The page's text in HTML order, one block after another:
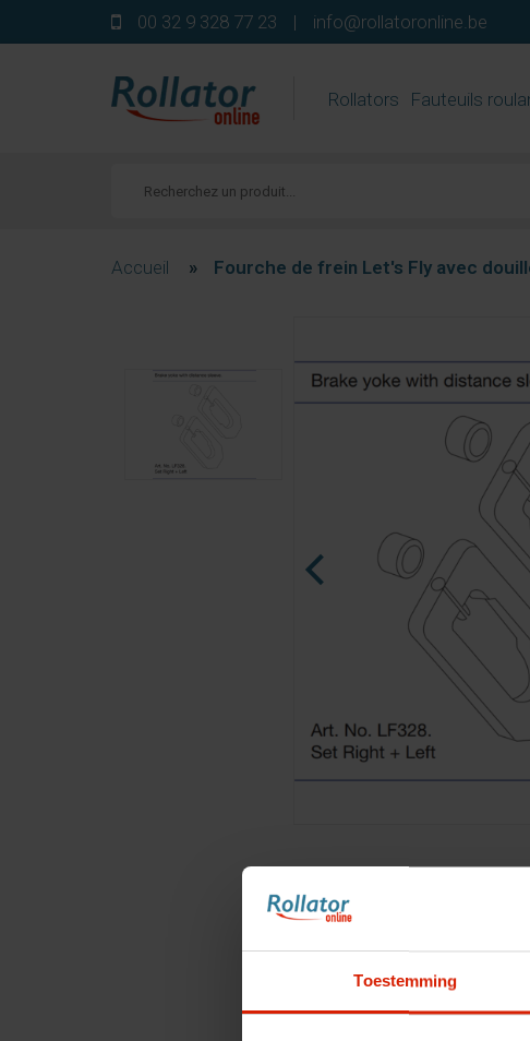
Toestemming
00 32 9 328 77 23 | info@rollatoronline.be
Rollators Fauteuils
Accueil » Fourche de frein Let's Fly avec